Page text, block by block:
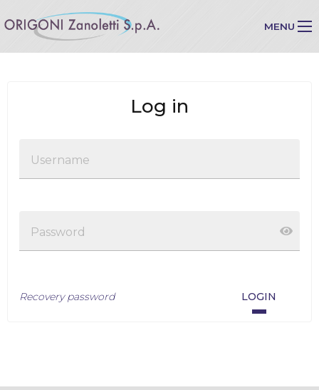
MENU
Log in
Username
Password
Recovery password LOGIN